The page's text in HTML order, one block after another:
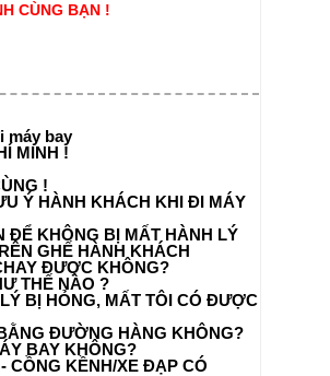
CÙNG BẠN !
máy bay
MINH !
!
Ý HÀNH KHÁCH KHI ĐI MÁY
ĐỂ KHÔNG BỊ MẤT HÀNH LÝ
GHẾ HÀNH KHÁCH
ĐƯỢC KHÔNG?
THẾ NÀO ?
BỊ HỎNG, MẤT TÔI CÓ ĐƯỢC
ĐƯỜNG HÀNG KHÔNG?
BAY KHÔNG?
CỒNG KỀNH/XE ĐẠP CÓ